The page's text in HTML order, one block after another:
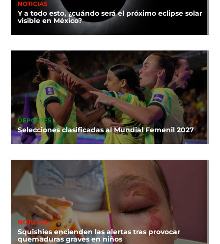
NOTICIAS
Y a todo esto, ¿cuándo será el próximo eclipse solar
visible en México?
DEPORTES
Selecciones clasificadas al Mundial Femenil 2027
NOTICIAS
Squishies encienden las alertas tras provocar
quemaduras graves en niños